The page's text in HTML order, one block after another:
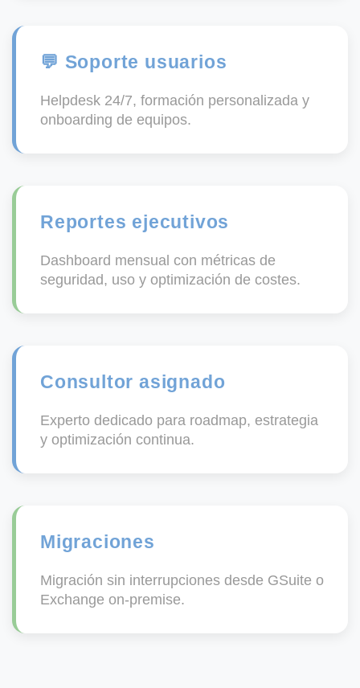
💬 Soporte usuarios
Helpdesk 24/7, formación personalizada y
onboarding de equipos.
Reportes ejecutivos
Dashboard mensual con métricas de
seguridad, uso y optimización de costes.
Consultor asignado
Experto dedicado para roadmap, estrategia
y optimización continua.
Migraciones
Migración sin interrupciones desde GSuite o
Exchange on-premise.